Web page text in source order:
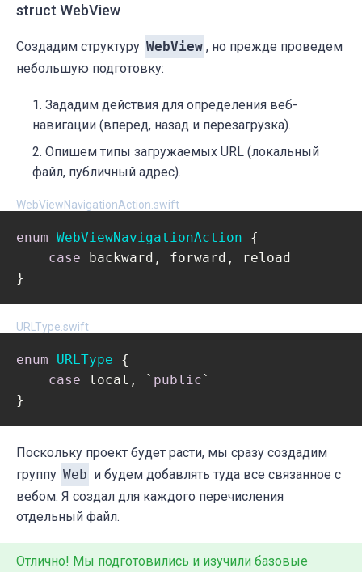
struct WebView
Создадим структуру WebView , но прежде проведем
небольшую подготовку:
Зададим действия для определения веб-
навигации (вперед, назад и перезагрузка).
Опишем типы загружаемых URL (локальный
файл, публичный адрес).
WebViewNavigationAction.swift
enum WebViewNavigationAction
{
case backward, forward, reload
}
URLType.swift
enum URLType
{
case local, ` public`
}
Поскольку проект будет расти, мы сразу создадим
группу Web и будем добавлять туда все связанное с
вебом. Я создал для каждого перечисления
отдельный файл.
Отлично! Мы подготовились и изучили базовые